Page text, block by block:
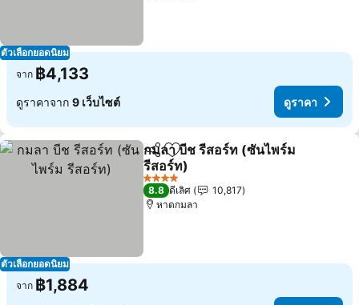
ตัวเลือกยอดนิยม
จาก ฿4,133
ดูราคาจาก 9 เว็บไซต์ ดูราคา
ตัวเลือกยอดนิยม
แชร์ เพิ่มในรายการโปรด
กมลา บีช รีสอร์ท (ซันไพร์ม
รีสอร์ท)
4 ดาว
8.8 ดีเลิศ
10,817
หาดกมลา
จาก ฿1,884